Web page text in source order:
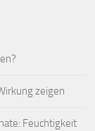
zeigen
Feuchtigkeit